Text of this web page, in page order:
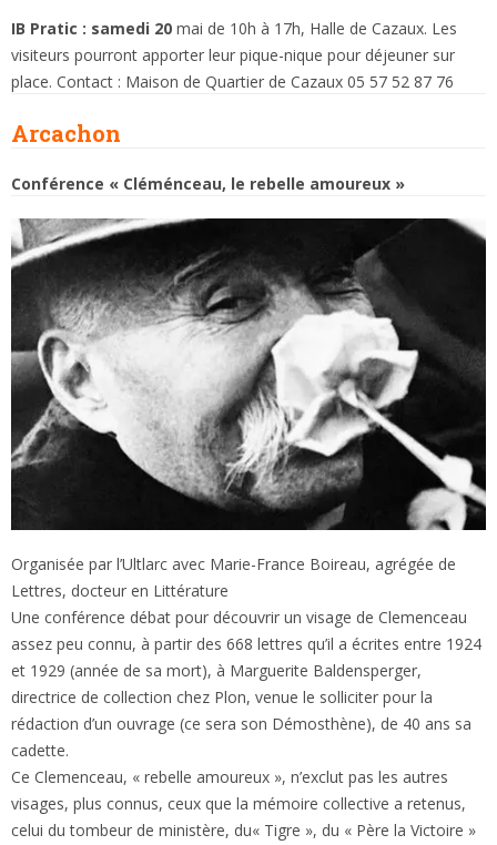
IB Pratic : samedi 20mai de 10h à 17h, Halle de Cazaux. Les
visiteurs pourront apporter leur pique-nique pour déjeuner sur
place. Contact : Maison de Quartier de Cazaux 05 57 52 87 76
Arcachon
Conférence « Cléménceau, le rebelle amoureux »
Organisée par l’Ultlarc avec Marie-France Boireau, agrégée de
Lettres, docteur en Littérature
Une conférence débat pour découvrir un visage de Clemenceau
assez peu connu, à partir des 668 lettres qu’il a écrites entre 1924
et 1929 (année de sa mort), à Marguerite Baldensperger,
directrice de collection chez Plon, venue le solliciter pour la
rédaction d’un ouvrage (ce sera son Démosthène), de 40 ans sa
cadette.
Ce Clemenceau, « rebelle amoureux », n’exclut pas les autres
visages, plus connus, ceux que la mémoire collective a retenus,
celui du tombeur de ministère, du« Tigre », du « Père la Victoire »